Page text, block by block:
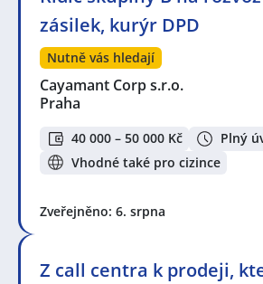
zásilek, kurýr DPD
Nutně vás hledají
Cayamant Corp s.r.o.
Praha
40 000 – 50 000 Kč
Plný
Vhodné také pro cizince
Zveřejněno: 6. srpna
Z call centra k prodeji,